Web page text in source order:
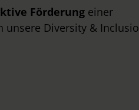
Förderung einer
unsere Diversity &